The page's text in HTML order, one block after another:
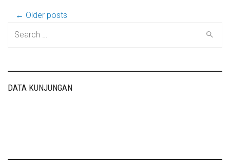
Post
navigation
← Older posts
DATA KUNJUNGAN